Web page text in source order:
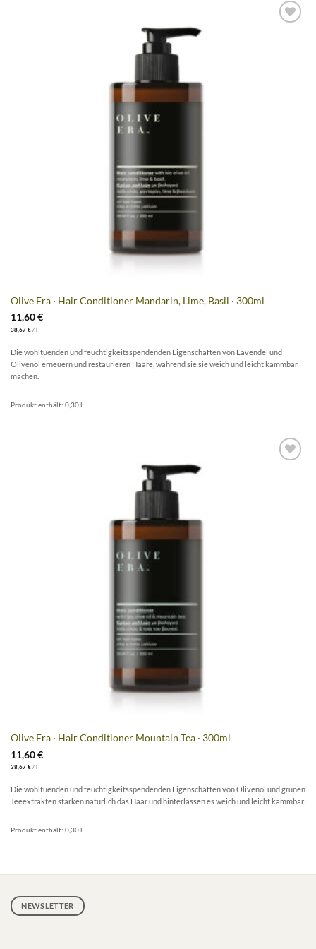
Olive Era · Hair Conditioner Mandarin, Lime, Basil · 300ml
11,60€
38,67 €/ l
Die wohltuenden und feuchtigkeitsspendenden Eigenschaften von Lavendel und
Olivenöl erneuern und restaurieren Haare, während sie sie weich und leicht kämmbar
machen.
Produkt enthält: 0,30l
Olive Era · Hair Conditioner Mountain Tea · 300ml
11,60€
38,67 €/ l
Die wohltuenden und feuchtigkeitsspendenden Eigenschaften von Olivenöl und grünen
Teeextrakten stärken natürlich das Haar und hinterlassen es weich und leicht kämmbar.
Produkt enthält: 0,30l
NEWSLETTER